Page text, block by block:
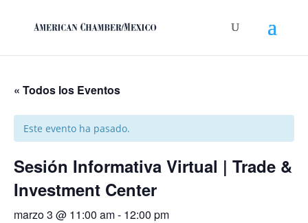
« Todos los Eventos
Este evento ha pasado.
Sesión Informativa Virtual | Trade &
Investment Center
marzo 3 @ 11:00 am- 12:00 pm